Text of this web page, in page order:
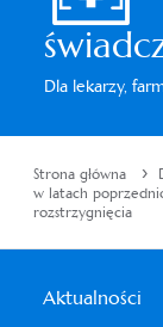
Dla lekarzy,
Strona główna ›
w latach
rozstrzygnięcia
Aktualności